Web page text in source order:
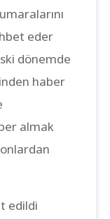
eder
dönemde
haber
almak
edildi